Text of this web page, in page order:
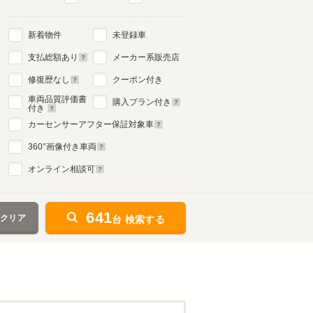
新着物件
支払総額あり
修復歴なし
車両品質評価書
付き
未登録車
メーカー系販売店
クーポン付き
購入プラン付き
カーセンサーアフター保証対象車
360°画像付き車両
オンライン相談可
リア 641台 検索する